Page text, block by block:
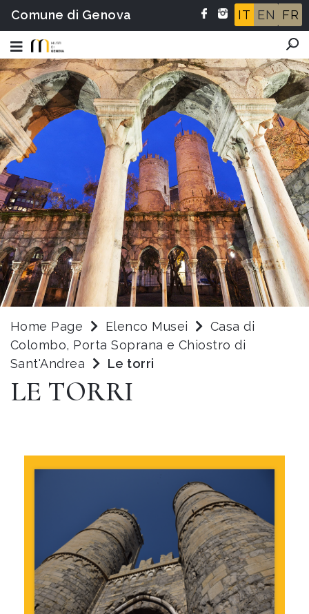
Comune di Genova IT EN FR
Home Page Elenco Musei
Casa di
Colombo, Porta Soprana e Chiostro di
Sant'Andrea
Le torri
LE TORRI